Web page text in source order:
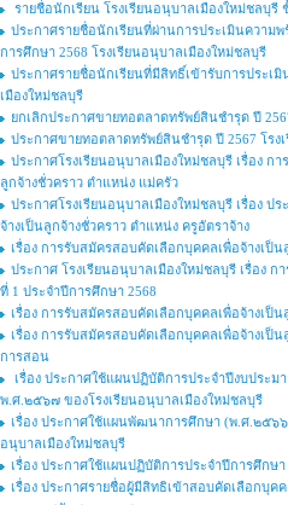
รายชื่อนักเรียน โรงเรียนอนุบาลเมืองใหม่ชลบุ
ประกาศรายชื่อนักเรียนที่ผ่านการประเมินควา
การศึกษา 2568 โรงเรียนอนุบาลเมืองใหม่ชลบุรี
ประกาศรายชื่อนักเรียนที่มีสิทธิ์เข้ารับการประเ
เมืองใหม่ชลบุรี
ยกเลิกประกาศขายทอตลาดทรัพย์สินชำรุด ปี
ประกาศขายทอตลาดทรัพย์สินชำรุด ปี 2567 โรง
ประกาศโรงเรียนอนุบาลเมืองใหม่ชลบุรี เรื่อง ก
ลูกจ้างชั่วคราว ตำแหน่ง แม่ครัว
ประกาศโรงเรียนอนุบาลเมืองใหม่ชลบุรี เรื่อง ป
จ้างเป็นลูกจ้างชั่วคราว ตำแหน่ง ครูอัตราจ้าง
เรื่อง การรับสมัครสอบคัดเลือกบุคคลเพื่อจ้างเป็
ประกาศ โรงเรียนอนุบาลเมืองใหม่ชลบุรี เรื่อง
ที่ 1 ประจำปีการศึกษา 2568
เรื่อง การรับสมัครสอบคัดเลือกบุคคลเพื่อจ้างเป็
เรื่อง การรับสมัครสอบคัดเลือกบุคคลเพื่อจ้างเ
การสอน
เรื่อง ประกาศใช้แผนปฏิบัติการประจำปีงบประ
พ.ศ.๒๕๖๗ ของโรงเรียนอนุบาลเมืองใหม่ชลบุรี
เรื่อง ประกาศใช้แผนพัฒนาการศึกษา (พ.ศ.๒๕๖
อนุบาลเมืองใหม่ชลบุรี
เรื่อง ประกาศใช้แผนปฏิบัติการประจำปีการศึกษ
เรื่อง ประกาศรายชื่อผู้มีสิทธิเข้าสอบคัดเลือกบุค